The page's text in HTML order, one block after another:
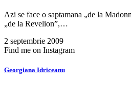
Azi se face o saptamana „de la
„de la Revelion”,…
2 septembrie 2009
Find me on Instagram
Georgiana Idriceanu